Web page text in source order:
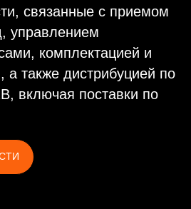
связанные с приемом
управлением
комплектацией и
а также дистрибуцией по
включая поставки по